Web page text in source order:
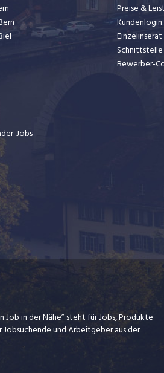
Jobs
Preise &
Kundenlogin
Schnittstelle
Bewerber-
Job in der Nähe” steht für Jobs, Produkte
Jobsuchende und Arbeitgeber aus der